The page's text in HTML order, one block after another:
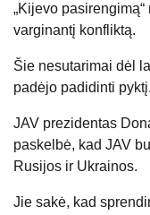
„Kijevo
varginantį konfliktą.
Šie nesutarimai dėl
padėjo padidinti pyktį.
JAV prezidentas
paskelbė, kad JAV
Rusijos ir Ukrainos.
Jie sakė, kad